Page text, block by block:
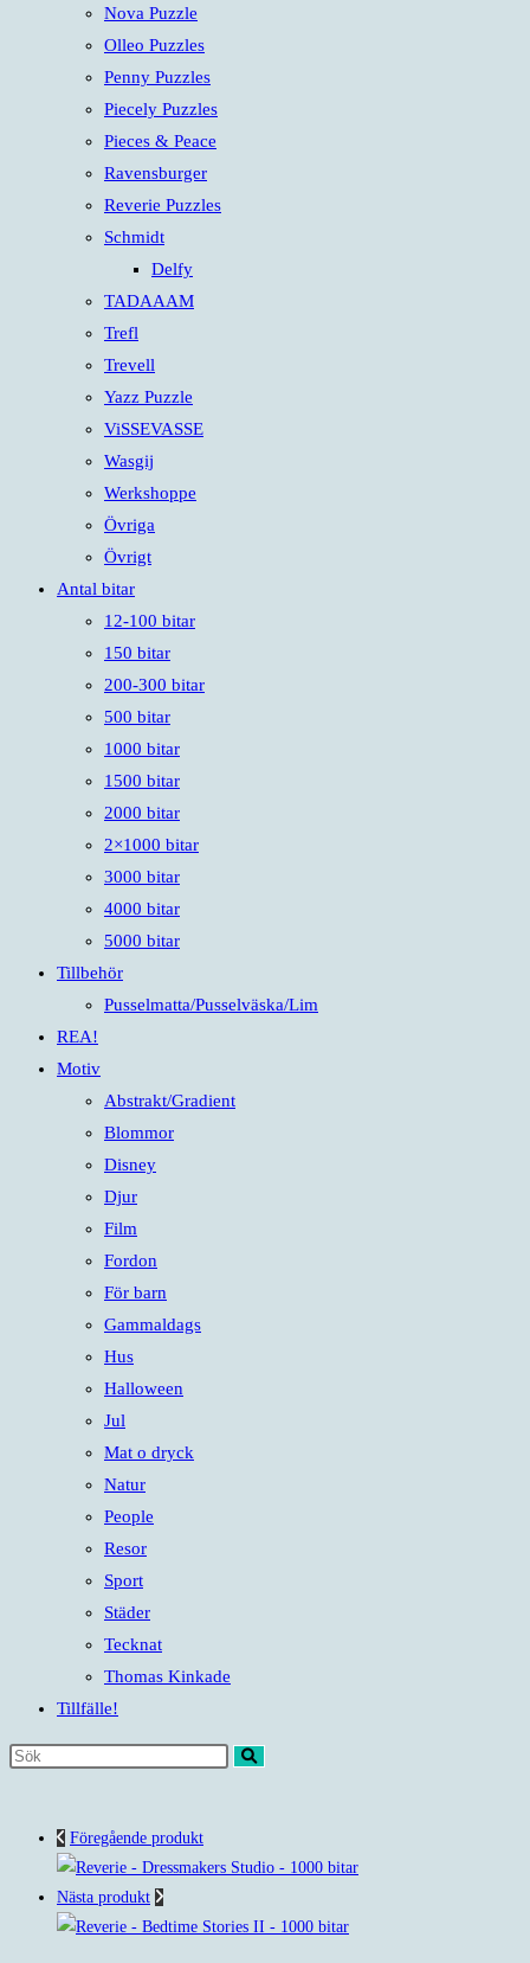
Nova Puzzle
Olleo Puzzles
Penny Puzzles
Piecely Puzzles
Pieces & Peace
Ravensburger
Reverie Puzzles
Schmidt
Delfy
TADAAAM
Trefl
Trevell
Yazz Puzzle
ViSSEVASSE
Wasgij
Werkshoppe
Övriga
Övrigt
Antal bitar
12-100 bitar
150 bitar
200-300 bitar
500 bitar
1000 bitar
1500 bitar
2000 bitar
2×1000 bitar
3000 bitar
4000 bitar
5000 bitar
Tillbehör
Pusselmatta/Pusselväska/Lim
REA!
Motiv
Abstrakt/Gradient
Blommor
Disney
Djur
Film
Fordon
För barn
Gammaldags
Hus
Halloween
Jul
Mat o dryck
Natur
People
Resor
Sport
Städer
Tecknat
Thomas Kinkade
Tillfälle!
Sök
webbplatsFöregående produkt
Nästa produkt